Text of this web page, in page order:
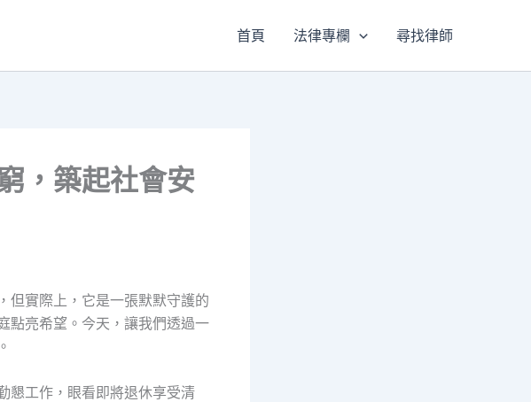
首頁 法律專欄 尋找律師
，築起社會安
但實際上，它是一張默默守護的
點亮希望。今天，讓我們透過一
懇工作，眼看即將退休享受清